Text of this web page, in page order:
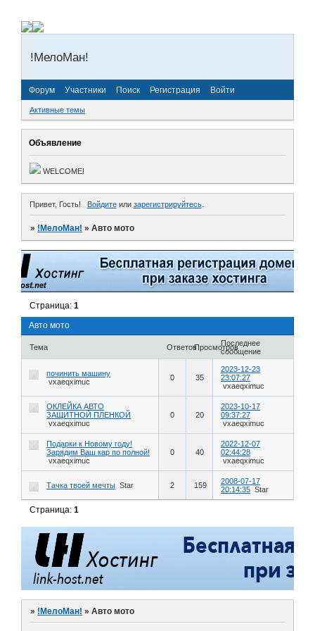
!МелоМан!
Форум Участники Поиск Регистрация Войти
Активные темы
Объявление
WELCOME!
Привет, Гость! Войдитеили зарегистрируйтесь.
» !МелоМан! »Авто мото
Авто мото
Страница:1
Тема ОтветовПросмотровПоследнее
сообщение
починить машину
vxaeqximuc
0 35
2023-12-23
23:07:27
vxaeqximuc
ОКЛЕЙКА АВТО
ЗАЩИТНОЙ ПЛЕНКОЙ
vxaeqximuc
0 20
2023-10-17
09:37:27
vxaeqximuc
Подарки к Новому году!
Зарядим Ваш кар по полной!
vxaeqximuc
0 40
2022-12-07
02:44:28
vxaeqximuc
Тачка твоей мечты Star 2 159
2008-07-17
20:14:35 Star
Страница:1
» !МелоМан! »Авто мото